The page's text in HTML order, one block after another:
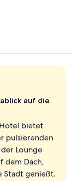
auf die
bietet
pulsierenden
Lounge
dem Dach,
Stadt genießt.